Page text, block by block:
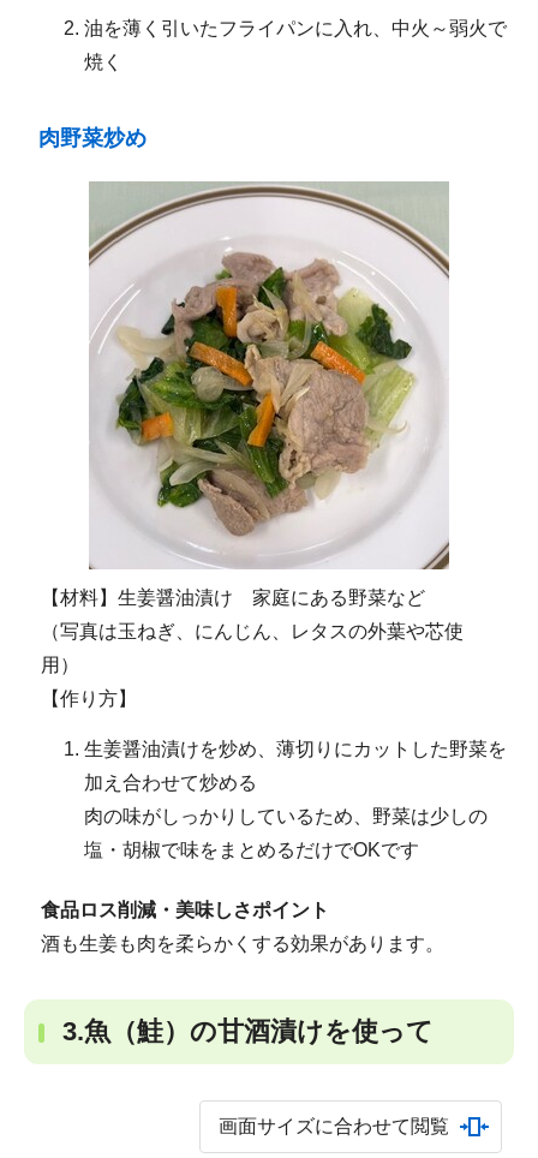
油を薄く引いたフライパンに入れ、中火～弱火で
焼く
肉野菜炒め
【材料】生姜醤油漬け 家庭にある野菜など
（写真は玉ねぎ、にんじん、レタスの外葉や芯使
用）
【作り方】
生姜醤油漬けを炒め、薄切りにカットした野菜を
加え合わせて炒める
肉の味がしっかりしているため、野菜は少しの
塩・胡椒で味をまとめるだけでOKです
食品ロス削減・美味しさポイント
酒も生姜も肉を柔らかくする効果があります。
3.魚（鮭）の甘酒漬けを使って
画面サイズに合わせて閲覧